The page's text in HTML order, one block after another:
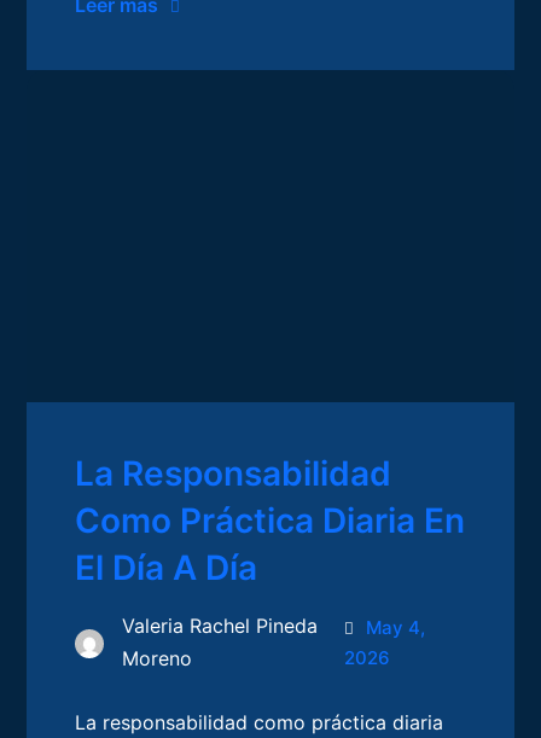
Leer mas
La Responsabilidad
Como Práctica Diaria En
El Día A Día
Valeria Rachel Pineda
Moreno
May 4,
2026
La responsabilidad como práctica diaria